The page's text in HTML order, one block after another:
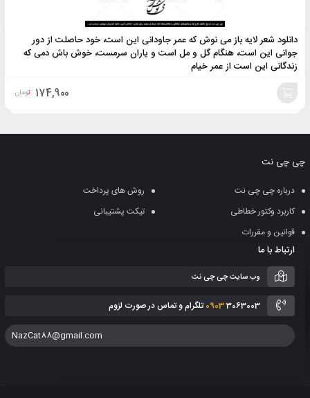
دانلود شعر لایه باز می نوش که عمر جاودانی این است، خود حاصلت از دور
جوانی این است، هنگام گل و مل است و یاران سرمست، خوش باش دمی که
زندگانی این است از عمر خیام
174,900 تومان
سبد
چی چی نت
درباره چی چی نت
روش های پرداخت
کاربرد وکتور خطاطی
تیکت پشتیبانی
قوانین و مقررات
ارتباط با ما
وب سایت چی چی نت
09033063003 تلگرام و تماس در صورت لزوم
NazCat88@gmail.com